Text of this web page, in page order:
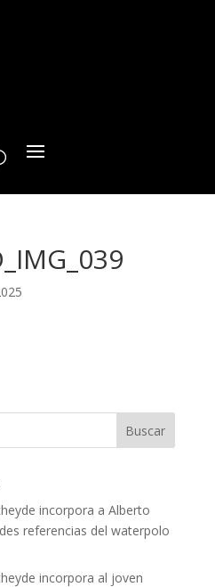
incorpora a Alberto
referencias del waterpolo
incorpora al joven